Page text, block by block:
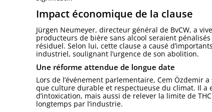
Impact économique de la clause
Jürgen Neumeyer, directeur général de BvCW, a
producteurs de bière sans alcool seraient
résiduel. Selon lui, cette clause a causé
industriel, soulignant l’urgence de son abolition.
Une réforme attendue de longue date
Lors de l’événement parlementaire, Cem Özdemir
que culture durable et respectueuse du climat. Il
d’intoxication, mais aussi de relever la limite de
longtemps par l’industrie.